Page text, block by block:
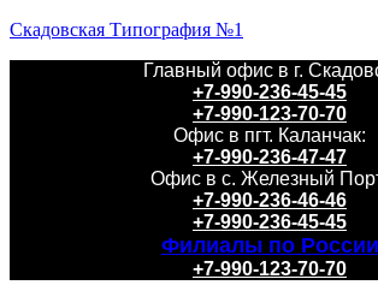
Скадовская Типография №1
Главный офис в г.
+7-990-236-45-45
+7-990-123-70-70
Офис в пгт. Каланчак:
+7-990-236-47-47
Офис в с. Железный
+7-990-236-46-46
+7-990-236-45-45
Филиалы по России
+7-990-123-70-70